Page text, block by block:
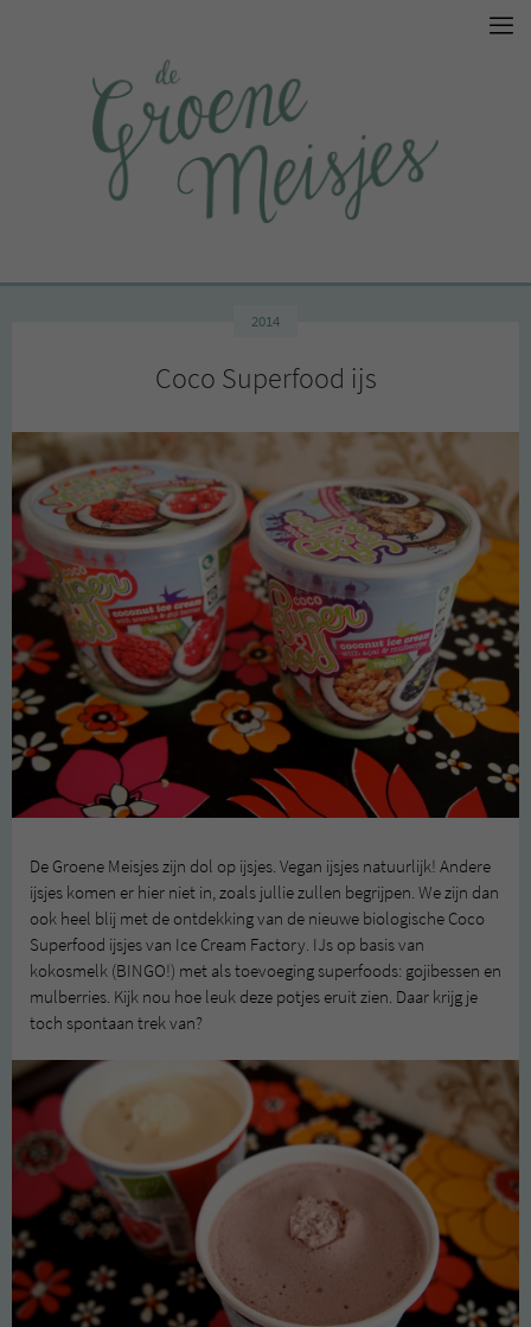
2014
Coco Superfood ijs
De Groene Meisjes zijn dol op ijsjes. Vegan ijsjes natuurlijk! Andere
ijsjes komen er hier niet in, zoals jullie zullen begrijpen. We zijn dan
ook heel blij met de ontdekking van de nieuwe biologische Coco
Superfood ijsjes van Ice Cream Factory. IJs op basis van
kokosmelk (BINGO!) met als toevoeging superfoods: gojibessen en
mulberries. Kijk nou hoe leuk deze potjes eruit zien. Daar krijg je
toch spontaan trek van?